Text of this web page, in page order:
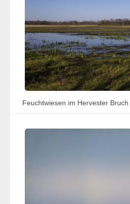
Feuchtwiesen im Hervester Bruch